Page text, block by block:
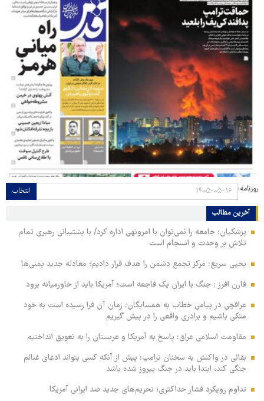
روزنامه: انتخاب
آخرین مطالب
پزشکیان: جامعه را نمی‌توان با امرونهی اداره کرد/ با پشتیبانی رهبری تمام
تلاش بر وحدت و انسجام است
یحیی سریع: مرکز تجمع دشمن را هدف قرار دادیم؛ معادله جدید یمنی‌ها
فارن افرز : جنگ با ایران یک فاجعه است؛ آمریکا باید از خاورمیانه برود
عراقچی در پیامی خطاب به همسایگان: زمان آن فرا رسیده است به خود
متکی باشیم و برادری واقعی را در پیش گیریم
مقاومت اسلامی عراق: پاسخ به آمریکا و عربستان را به تعویق انداختیم
بقائی در واکنش به سخنان ترامپ: پیش از آنکه کسی بتواند ادعای غنائم
جنگی کند، ابتدا باید در جنگ پیروز شده باشد
تداوم رویکرد فشار حداکثری؛ تحریم‌های جدید ضد ایرانی آمریکا